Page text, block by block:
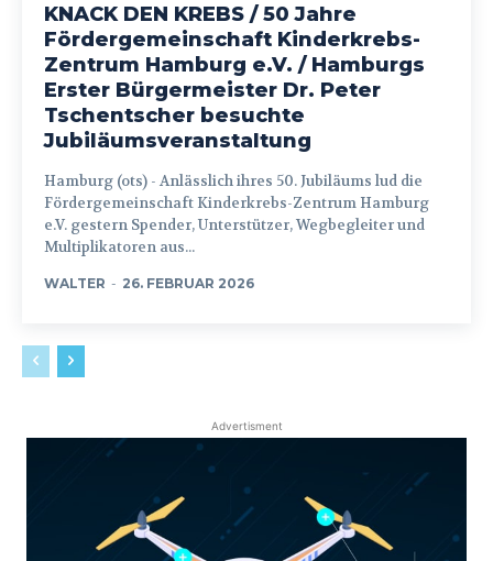
KNACK DEN KREBS / 50 Jahre
Fördergemeinschaft Kinderkrebs-
Zentrum Hamburg e.V. / Hamburgs
Erster Bürgermeister Dr. Peter
Tschentscher besuchte
Jubiläumsveranstaltung
Hamburg (ots) - Anlässlich ihres 50. Jubiläums lud die
Fördergemeinschaft Kinderkrebs-Zentrum Hamburg
e.V. gestern Spender, Unterstützer, Wegbegleiter und
Multiplikatoren aus...
WALTER - 26. FEBRUAR 2026
Advertisment